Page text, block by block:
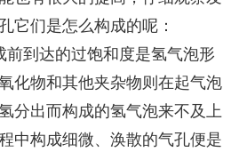
它们是怎么构成的呢：
到达的过饱和度是氢气泡形
化物和其他夹杂物则在起气泡
分出而构成的氢气泡来不及上
中构成细微、涣散的气孔便是